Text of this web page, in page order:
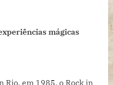
mágicas
Rio, em 1985, o Rock in